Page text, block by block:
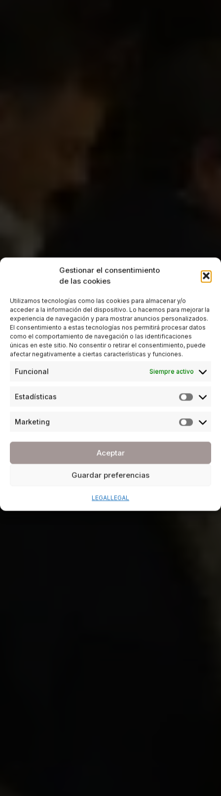
Gestionar el consentimiento
de las cookies
Utilizamos tecnologías como las cookies para almacenar y/o
acceder a la información del dispositivo. Lo hacemos para mejorar la
experiencia de navegación y para mostrar anuncios personalizados.
El consentimiento a estas tecnologías nos permitirá procesar datos
como el comportamiento de navegación o las identificaciones
únicas en este sitio. No consentir o retirar el consentimiento, puede
afectar negativamente a ciertas características y funciones.
Funcional Siempre activo
Estadísticas
Marketing
Aceptar
Guardar preferencias
LEGALLEGAL